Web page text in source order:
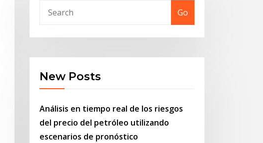
Go
New Posts
Análisis en tiempo real de los riesgos
del precio del petróleo utilizando
escenarios de pronóstico